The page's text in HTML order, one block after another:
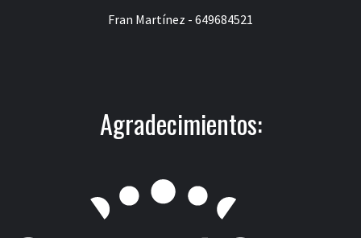
Fran Martínez - 649684521
Agradecimientos: